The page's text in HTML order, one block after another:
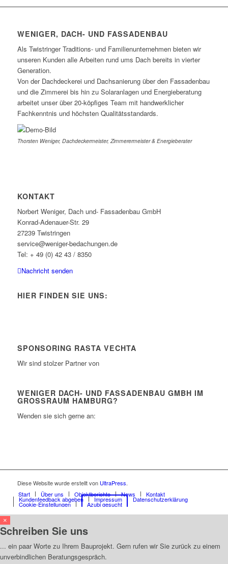
WENIGER, DACH- UND FASSADENBAU
Als Twistringer Traditions- und Familienunternehmen bieten wir
unseren Kunden alle Arbeiten rund ums Dach bereits in vierter
Generation.
Von der Dachdeckerei und Dachsanierung über den Fassadenbau
und die Zimmerei bis hin zu Solaranlagen und Energieberatung
arbeitet unser über 20-köpfiges Team mit handwerklicher
Fachkenntnis und höchsten Qualitätsstandards.
Thorsten Weniger, Dachdeckermeister, Zimmerermeister & Energieberater
KONTAKT
Norbert Weniger, Dach und- Fassadenbau GmbH
Konrad-Adenauer-Str. 29
27239 Twistringen
service@weniger-bedachungen.de
Tel: + 49 (0) 42 43 / 8350
Nachricht senden
HIER FINDEN SIE UNS:
SPONSORING RASTA VECHTA
Wir sind stolzer Partner von
WENIGER DACH- UND FASSADENBAU GMBH IM
GROSSRAUM HAMBURG?
Wenden sie sich gerne an:
Diese Website wurde erstellt von UltraPress.
Start
Über uns Objektberichte News Kontakt
Kundenfeedback abgeben Impressum Datenschutzerklärung
Cookie-Einstellungen Azubi gesucht
×
Schreiben Sie uns
... ein paar Worte zu Ihrem Bauprojekt. Gern rufen wir Sie zurück zu einem
unverbindlichen Beratungsgespräch.